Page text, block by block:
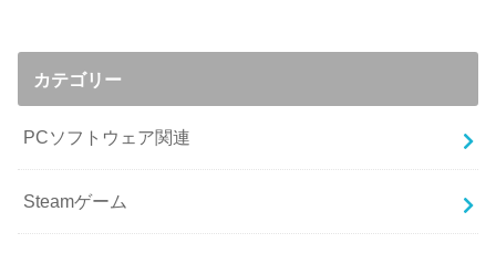
カテゴリー
PCソフトウェア関連
Steamゲーム